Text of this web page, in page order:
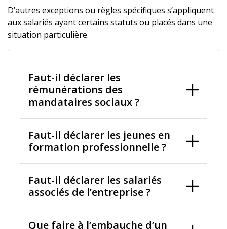
D’autres exceptions ou règles spécifiques s’appliquent
aux salariés ayant certains statuts ou placés dans une
situation particulière.
Faut-il déclarer les
rémunérations des
mandataires sociaux ?
Faut-il déclarer les jeunes en
formation professionnelle ?
Faut-il déclarer les salariés
associés de l’entreprise ?
Que faire à l’embauche d’un